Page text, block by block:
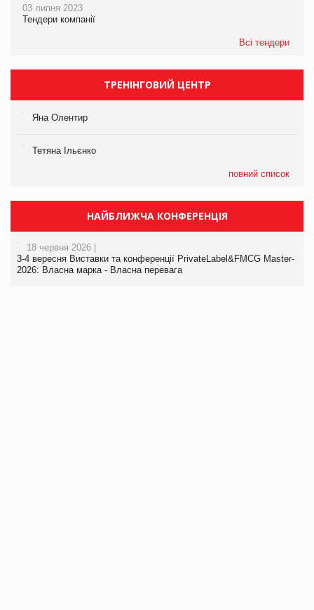
03 липня 2023
Тендери компанії
Всі тендери
ТРЕНІНГОВИЙ ЦЕНТР
Яна Олентир
Тетяна Ільєнко
повний список
НАЙБЛИЖЧА КОНФЕРЕНЦІЯ
18 червня 2026 |
3-4 вересня Виставки та конференції PrivateLabel&FMCG Master-
2026: Власна марка - Власна перевага